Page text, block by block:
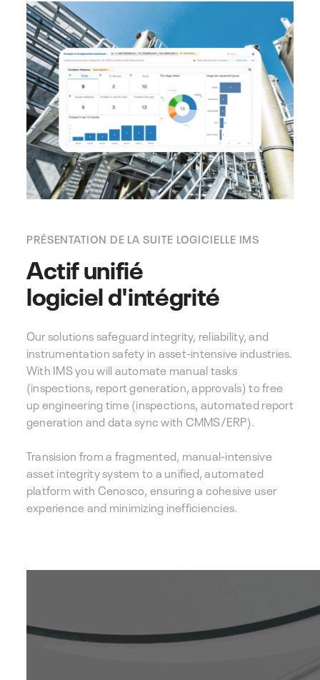
PRÉSENTATION DE LA SUITE LOGICIELLE IMS
Actif unifié
logiciel d'intégrité
Our solutions safeguard integrity, reliability, and
instrumentation safety in asset-intensive industries.
With IMS you will automate manual tasks
(inspections, report generation, approvals) to free
up engineering time (inspections, automated report
generation and data sync with CMMS/ERP).
Transision from a fragmented, manual-intensive
asset integrity system to a unified, automated
platform with Cenosco, ensuring a cohesive user
experience and minimizing inefficiencies.